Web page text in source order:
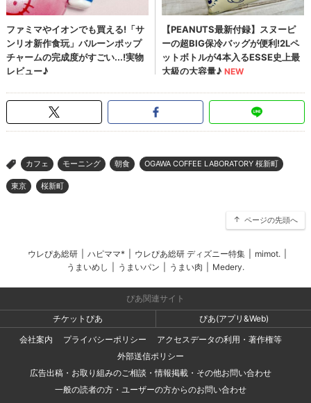
> カフェ モーニング 朝食 OGAWA COFFEE LABORATORY 桜新町
東京 桜新町
ページの先頭へ
ウレぴあ総研 ハピママ* ウレぴあ総研 ディズニー特集 mimot.
うまいめし
うまいパン うまい肉 Medery.
ぴあ関連サイト
チケットぴあ
ぴあ(アプリ&Web)
会社案内
プライバシーポリシー
アクセスデータの利用・著作権等
外部送信ポリシー
広告出稿・お取り組みのご相談・情報掲載・その他お問い合わせ
一般の読者の方・ユーザーの方からのお問い合わせ